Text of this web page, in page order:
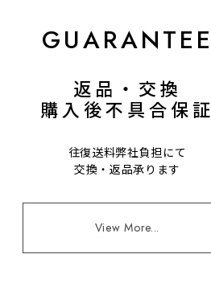
GUARANTEE
返品・交換
購入後不具合保証
往復送料弊社負担にて
交換・返品承ります
View More...